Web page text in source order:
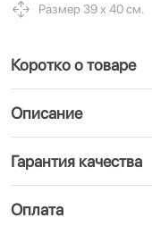
Размер 39 х 40 см.
Коротко о товаре
Описание
Гарантия качества
Оплата